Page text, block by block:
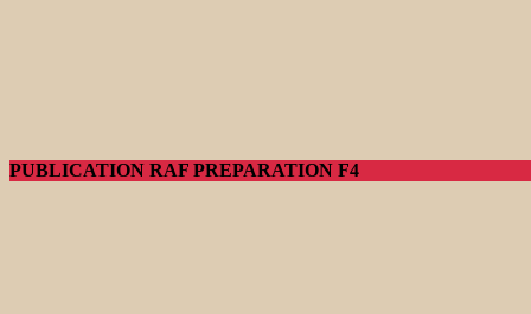
PUBLICATION RAF PREPARATION F4